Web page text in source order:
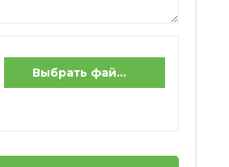
Выбрать файлы